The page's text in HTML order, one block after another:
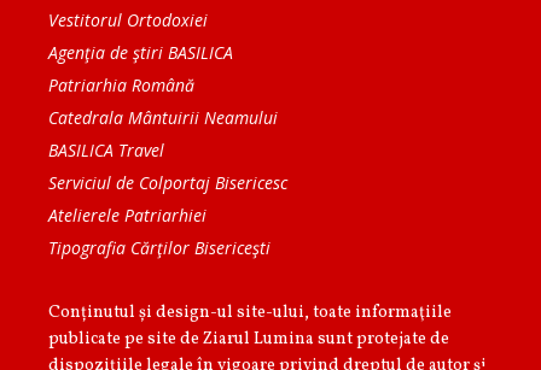
Vestitorul Ortodoxiei
Agenţia de ştiri BASILICA
Patriarhia Română
Catedrala Mântuirii Neamului
BASILICA Travel
Serviciul de Colportaj Bisericesc
Atelierele Patriarhiei
Tipografia Cărţilor Bisericeşti
Conținutul și design-ul site-ului, toate informaţiile
publicate pe site de Ziarul Lumina sunt protejate de